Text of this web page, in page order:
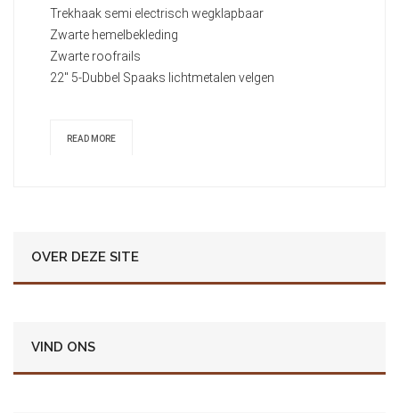
Trekhaak semi electrisch wegklapbaar
Zwarte hemelbekleding
Zwarte roofrails
22" 5-Dubbel Spaaks lichtmetalen velgen
READ MORE
OVER DEZE SITE
VIND ONS